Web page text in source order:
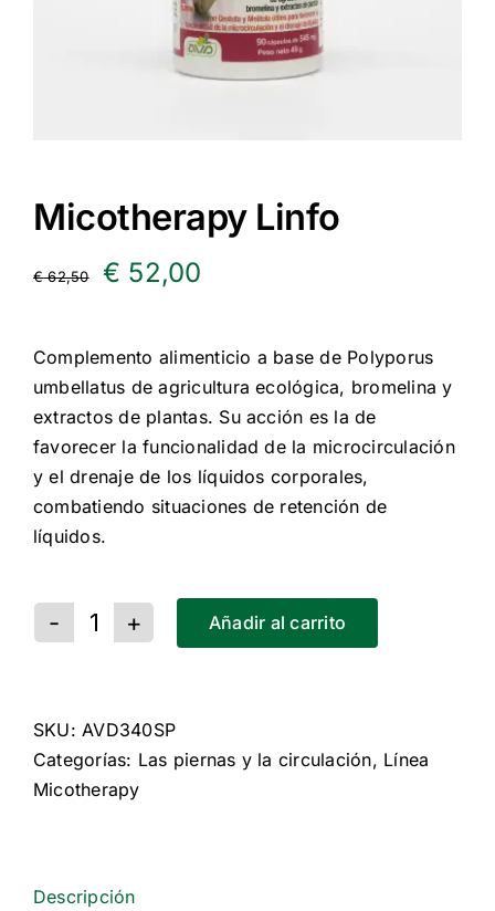
Micotherapy Linfo
€62,50
El
original
era:
€ 62,50.
€ 52,00
actual
es:
€ 52,00.
Complemento alimenticio a base de Polyporus
umbellatus de agricultura ecológica, bromelina y
extractos de plantas. Su acción es la de
favorecer la funcionalidad de la microcirculación
y el drenaje de los líquidos corporales,
combatiendo situaciones de retención de
líquidos.
Micotherapy
Añadir al carrito
SKU:AVD340SP
Categorías: Las piernas y la circulación, Línea
Micotherapy
Descripción